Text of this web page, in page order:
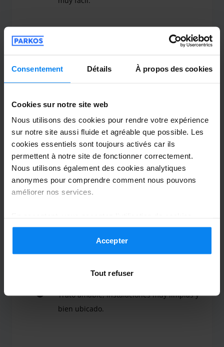
Consentement Détails À propos des cookies
Cookies sur notre site web
Nous utilisons des cookies pour rendre votre expérience
sur notre site aussi fluide et agréable que possible. Les
cookies essentiels sont toujours activés car ils
permettent à notre site de fonctionner correctement.
Nous utilisons également des cookies analytiques
anonymes pour comprendre comment nous pouvons
améliorer nos services.
conformément aux règles en vigueur dans votre pays,
mais vous pouvez modifier vos paramètres à tout
moment. Pour plus de détails, consultez notrePolitique
Accepter
Tout refuser
Garé du 14/09/2025 au 14/09/2025
Excelente
Excelente
Fernando Sánchez villegas
Garé du 05/09/2025 au 07/09/2025
Trato amable, instalaciones muy limpias y
bien ubicado.